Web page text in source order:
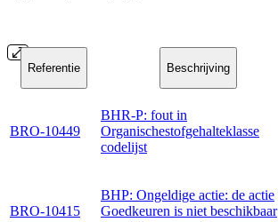
Referentie Beschrijving
BRO-10449
BHR-P: fout in
Organischestofgehalteklasse
codelijst
BRO-10415
BHP: Ongeldige actie: de actie
Goedkeuren is niet beschikbaar